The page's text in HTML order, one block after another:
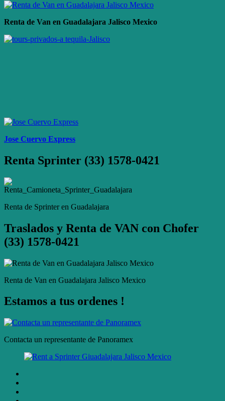
Renta de Van en Guadalajara Jalisco Mexico
Jose Cuervo Express
Renta Sprinter (33) 1578-0421
Renta de Sprinter en Guadalajara
Traslados y Renta de VAN con Chofer
(33) 1578-0421
Renta de Van en Guadalajara Jalisco Mexico
Estamos a tus ordenes !
Contacta un representante de Panoramex